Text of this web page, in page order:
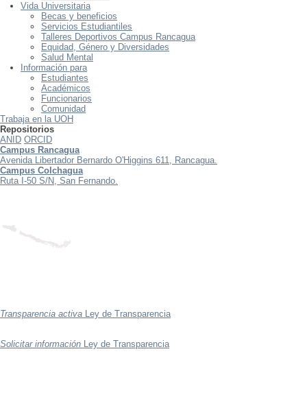
Vida Universitaria
Becas y beneficios
Servicios Estudiantiles
Talleres Deportivos Campus Rancagua
Equidad, Género y Diversidades
Salud Mental
Información para
Estudiantes
Académicos
Funcionarios
Comunidad
Trabaja en la UOH
Repositorios
ANID ORCID
Campus Rancagua
Avenida Libertador Bernardo O'Higgins 611, Rancagua.
Campus Colchagua
Ruta I-50 S/N, San Fernando.
Transparencia activa Ley de Transparencia
Solicitar información Ley de Transparencia